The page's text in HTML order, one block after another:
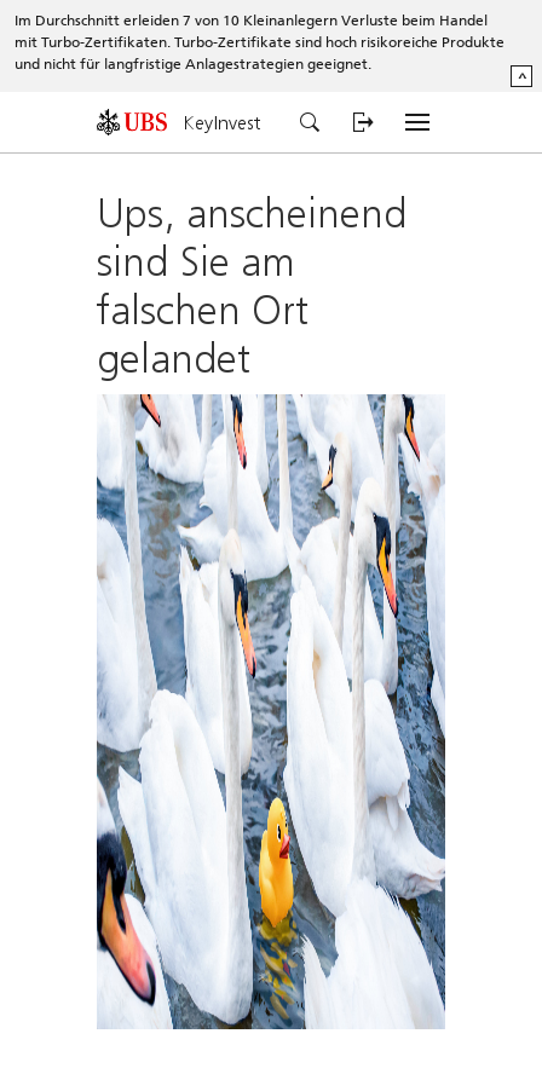
Im Durchschnitt erleiden 7 von 10 Kleinanlegern Verluste beim Handel
mit Turbo-Zertifikaten. Turbo-Zertifikate sind hoch risikoreiche Produkte
und nicht für langfristige Anlagestrategien geeignet.
^
KeyInvest
Ups, anscheinend
sind Sie am
falschen Ort
gelandet